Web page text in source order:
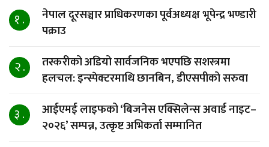
१ .
नेपाल दूरसञ्चार प्राधिकरणका पूर्वअध्यक्ष भूपेन्द्र भण्डारी
पक्राउ
२ .
तस्करीको अडियो सार्वजनिक भएपछि सशस्त्रमा
हलचल: इन्स्पेक्टरमाथि छानबिन, डीएसपीको सरुवा
३ .
आईएमई लाइफको ‘बिजनेस एक्सिलेन्स अवार्ड नाइट–
२०२६’ सम्पन्न, उत्कृष्ट अभिकर्ता सम्मानित